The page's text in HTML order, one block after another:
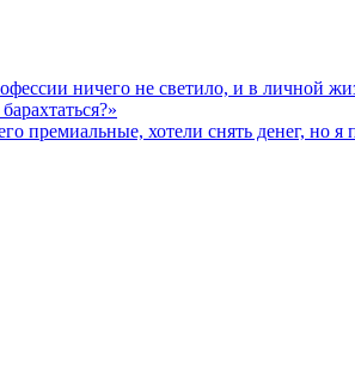
ничего не светило, и в личной
хотели снять денег, но я